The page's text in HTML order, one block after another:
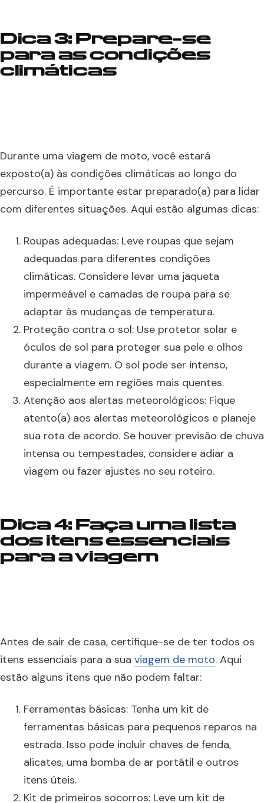
Dica 3: Prepare-se
para as condições
climáticas
Durante uma viagem de moto, você estará
exposto(a) às condições climáticas ao longo do
percurso. É importante estar preparado(a) para lidar
com diferentes situações. Aqui estão algumas dicas:
Roupas adequadas: Leve roupas que sejam
adequadas para diferentes condições
climáticas. Considere levar uma jaqueta
impermeável e camadas de roupa para se
adaptar às mudanças de temperatura.
Proteção contra o sol: Use protetor solar e
óculos de sol para proteger sua pele e olhos
durante a viagem. O sol pode ser intenso,
especialmente em regiões mais quentes.
Atenção aos alertas meteorológicos: Fique
atento(a) aos alertas meteorológicos e planeje
sua rota de acordo. Se houver previsão de chuva
intensa ou tempestades, considere adiar a
viagem ou fazer ajustes no seu roteiro.
Dica 4: Faça uma lista
dos itens essenciais
para a viagem
Antes de sair de casa, certifique-se de ter todos os
itens essenciais para a sua viagem de moto. Aqui
estão alguns itens que não podem faltar:
Ferramentas básicas: Tenha um kit de
ferramentas básicas para pequenos reparos na
estrada. Isso pode incluir chaves de fenda,
alicates, uma bomba de ar portátil e outros
itens úteis.
Kit de primeiros socorros: Leve um kit de